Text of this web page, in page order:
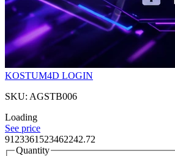
KOSTUM4D LOGIN
SKU: AGSTB006
Loading
See price
9123361523462242.72
Quantity